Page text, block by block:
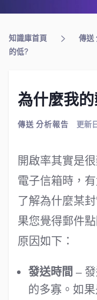
TW
知識庫首頁 傳送
的低?
為什麼我
傳送 分析報告 更新
開啟率其實是
電子信箱時，
了解為什麼某
果您覺得郵件
原因如下：
發送時間 –
的多寡。如